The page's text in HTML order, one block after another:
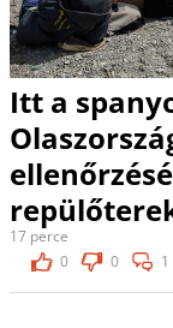
Itt a
17 perce
0
0 1